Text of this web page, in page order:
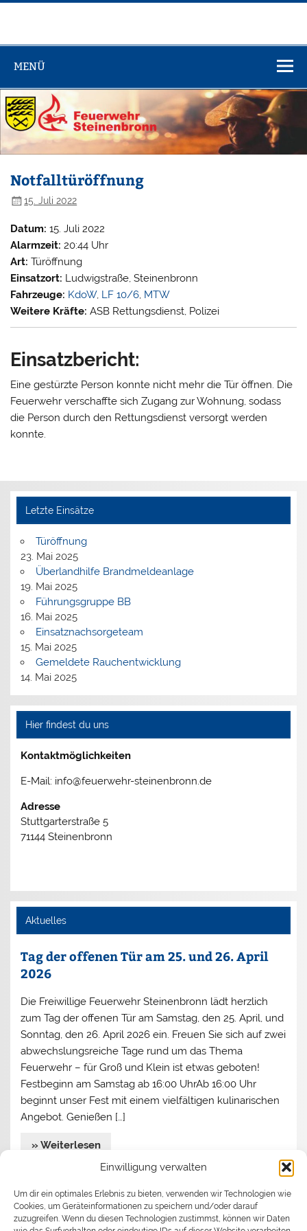
Einwilligung verwalten
Um dir ein optimales Erlebnis zu bieten, verwenden wir Technologien wie
Cookies, um Geräteinformationen zu speichern und/oder darauf
zuzugreifen. Wenn du diesen Technologien zustimmst, können wir Daten
Zum
Steinenbronn
MENÜ
Notfalltüröffnung
15. Juli 2022
Datum: 15. Juli 2022
Alarmzeit: 20:44 Uhr
Art: Türöffnung
Einsatzort: Ludwigstraße, Steinenbronn
Fahrzeuge: KdoW, LF 10/6, MTW
Weitere Kräfte: ASB Rettungsdienst, Polizei
Einsatzbericht:
Eine gestürzte Person konnte nicht mehr die Tür öffnen. Die
Feuerwehr verschaffte sich Zugang zur Wohnung, sodass
die Person durch den Rettungsdienst versorgt werden
konnte.
Letzte Einsätze
Türöffnung
23. Mai 2025
Überlandhilfe Brandmeldeanlage
19. Mai 2025
Führungsgruppe BB
16. Mai 2025
Einsatznachsorgeteam
15. Mai 2025
Gemeldete Rauchentwicklung
14. Mai 2025
Hier findest du uns
Kontaktmöglichkeiten
E-Mail: info@feuerwehr-steinenbronn.de
Adresse
Stuttgarterstraße 5
71144 Steinenbronn
Aktuelles
Tag der offenen Tür am 25. und 26. April
2026
Die Freiwillige Feuerwehr Steinenbronn lädt herzlich
zum Tag der offenen Tür am Samstag, den 25. April, und
Sonntag, den 26. April 2026 ein. Freuen Sie sich auf zwei
abwechslungsreiche Tage rund um das Thema
Feuerwehr – für Groß und Klein ist etwas geboten!
Festbeginn am Samstag ab 16:00 UhrAb 16:00 Uhr
beginnt unser Fest mit einem vielfältigen kulinarischen
Angebot. Genießen […]
» Weiterlesen
Jahreshauptversammlung 2026
Begrüßen durfte Kommandant Stefan Turata